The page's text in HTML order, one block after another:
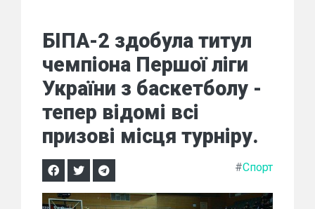
БІПА-2 здобула титул
чемпіона Першої ліги
України з баскетболу -
тепер відомі всі
призові місця турніру.
#Спорт